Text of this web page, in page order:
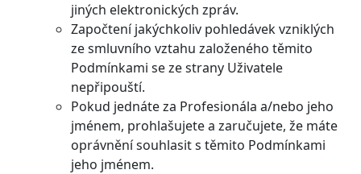
jiných elektronických zpráv.
Započtení jakýchkoliv pohledávek vzniklých
ze smluvního vztahu založeného těmito
Podmínkami se ze strany Uživatele
nepřipouští.
Pokud jednáte za Profesionála a/nebo jeho
jménem, prohlašujete a zaručujete, že máte
oprávnění souhlasit s těmito Podmínkami
jeho jménem.